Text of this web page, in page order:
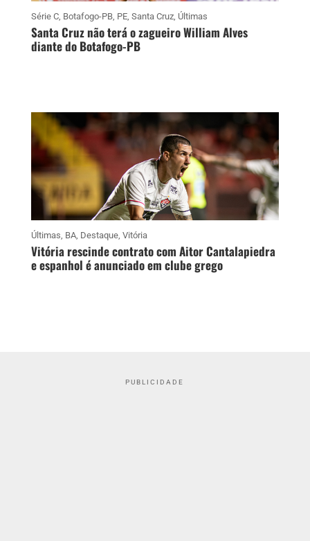
Série C, Botafogo-PB, PE, Santa Cruz, Últimas
Santa Cruz não terá o zagueiro William Alves
diante do Botafogo-PB
Últimas, BA, Destaque, Vitória
Vitória rescinde contrato com Aitor Cantalapiedra
e espanhol é anunciado em clube grego
PUBLICIDADE